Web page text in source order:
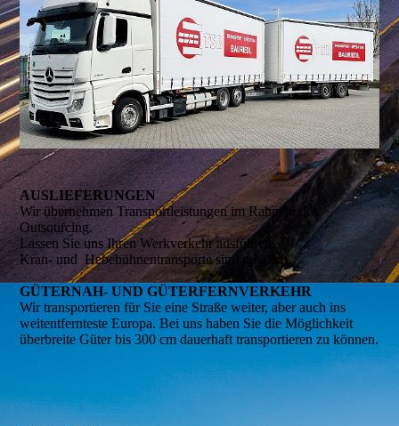
AUSLIEFERUNGEN
Wir übernehmen Transportleistungen im Rahmen des
Outsourcing.
Lassen Sie uns Ihren Werkverkehr ausführen.
Kran- und Hebebühnentransporte sind möglich.
GÜTERNAH- UND GÜTERFERNVERKEHR
Wir transportieren für Sie eine Straße weiter, aber auch ins
weitentfernteste Europa. Bei uns haben Sie die Möglichkeit
überbreite Güter bis 300 cm dauerhaft transportieren zu können.